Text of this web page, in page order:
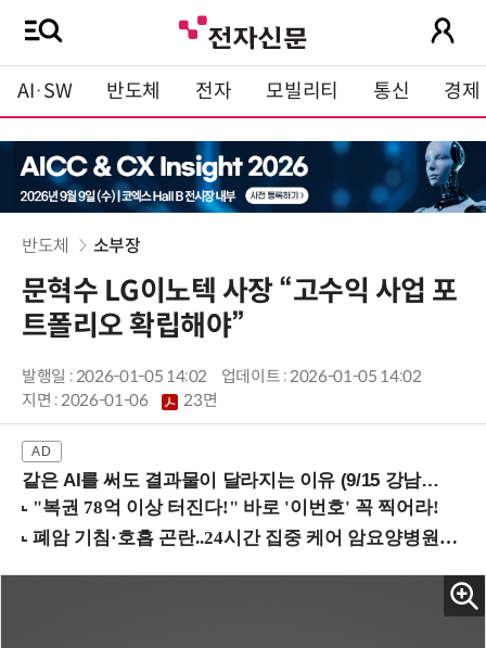
AI·SW 반도체 전자 모빌리티 통신 경제
반도체 소부장
문혁수 LG이노텍 사장 “고수익 사업 포
트폴리오 확립해야”
발행일 : 2026-01-05 14:02
업데이트 : 2026-01-05 14:02
지면 :2026-01-06 23면
같은 AI를 써도 결과물이 달라지는 이유 (9/15 강남역)